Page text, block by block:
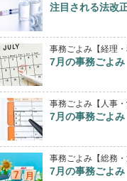
注目される法改
事務ごよみ【経理・
7月の事務ごよみ
事務ごよみ【人事・
7月の事務ごよみ
事務ごよみ【総務・
7月の事務ごよみ